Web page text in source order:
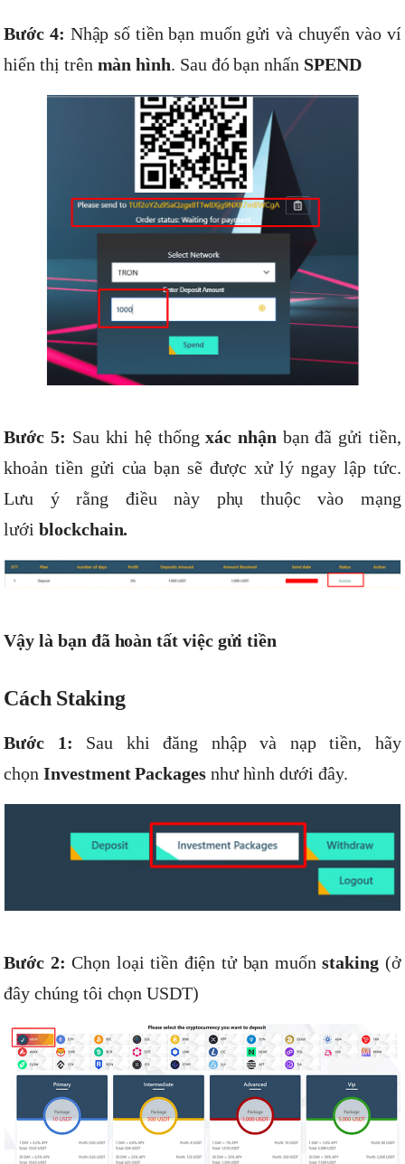
Bước 4: Nhập số tiền bạn muốn gửi và chuyển vào ví
hiển thị trên màn hình. Sau đó bạn nhấn SPEND
Bước 5: Sau khi hệ thốngxác nhận bạn đã gửi tiền,
khoản tiền gửi của bạn sẽ được xử lý ngay lập tức.
Lưu ý rằng điều này phụ thuộc vào mạng
lướiblockchain.
Vậy là bạn đã hoàn tất việc gửi tiền
Cách Staking
Bước 1: Sau khi đăng nhập và nạp tiền, hãy
chọn Investment Packagesnhư hình dưới đây.
Bước 2: Chọn loại tiền điện tử bạn muốnstaking(ở
đây chúng tôi chọn USDT)